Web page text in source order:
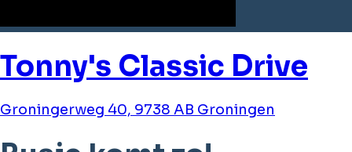
Tonny's Classic Drive
Groningerweg 40, 9738 AB Groningen